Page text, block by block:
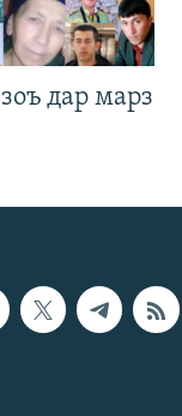
дар марз